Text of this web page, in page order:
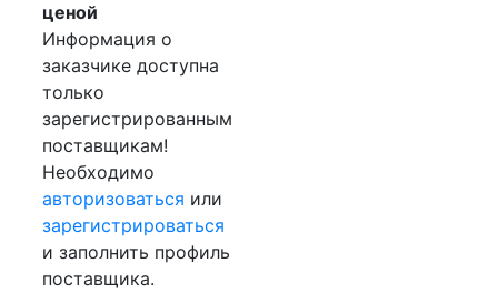
ценой
Информация о
заказчике доступна
только
зарегистрированным
поставщикам!
Необходимо
авторизоваться или
зарегистрироваться
и заполнить профиль
поставщика.